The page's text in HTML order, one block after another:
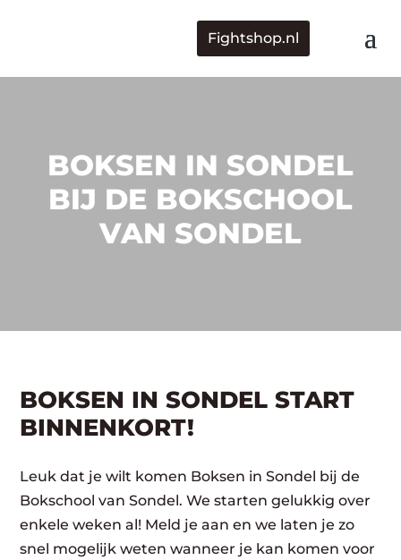
Fightshop.nl
BOKSEN IN SONDEL
BIJ DE BOKSCHOOL
VAN SONDEL
BOKSEN IN SONDEL START
BINNENKORT!
Leuk dat je wilt komen Boksen in Sondel bij de
Bokschool van Sondel. We starten gelukkig over
enkele weken al! Meld je aan en we laten je zo
snel mogelijk weten wanneer je kan komen voor